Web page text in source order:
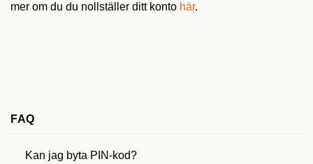
mer om du du nollställer ditt konto här.
FAQ
Kan jag byta PIN-kod?